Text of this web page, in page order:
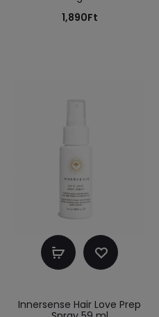
1,890Ft
Kosárba
Innersense Hair Love Prep